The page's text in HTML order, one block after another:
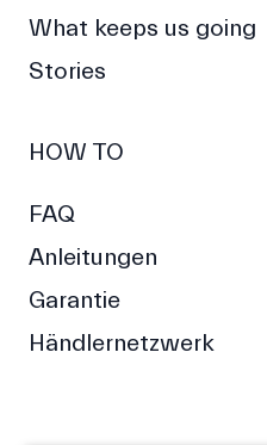
What keeps us going
Stories
HOW TO
FAQ
Anleitungen
Garantie
Händlernetzwerk